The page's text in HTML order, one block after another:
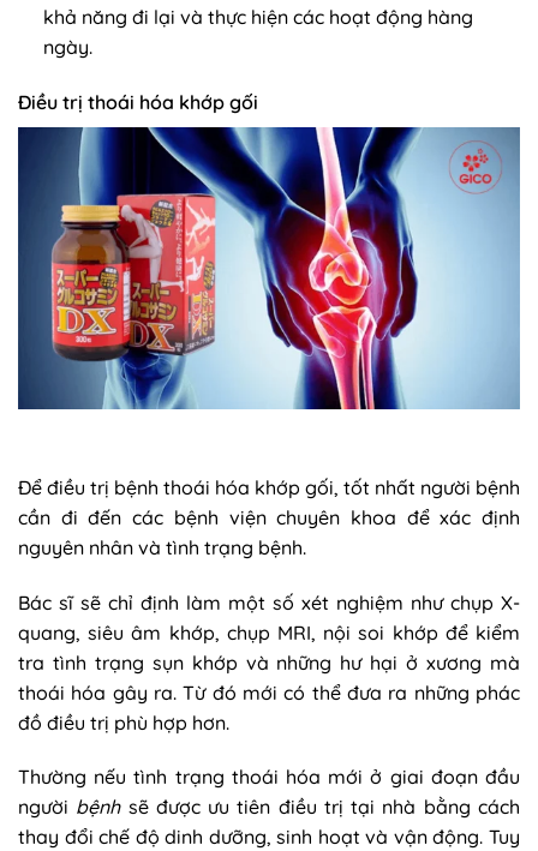
khả năng đi lại và thực hiện các hoạt động hàng
ngày.
Điều trị thoái hóa khớp gối
Để điều trị bệnh thoái hóa khớp gối, tốt nhất người bệnh
cần đi đến các bệnh viện chuyên khoa để xác định
nguyên nhân và tình trạng bệnh.
Bác sĩ sẽ chỉ định làm một số xét nghiệm như chụp X-
quang, siêu âm khớp, chụp MRI, nội soi khớp để kiểm
tra tình trạng sụn khớp và những hư hại ở xương mà
thoái hóa gây ra. Từ đó mới có thể đưa ra những phác
đồ điều trị phù hợp hơn.
Thường nếu tình trạng thoái hóa mới ở giai đoạn đầu
người bệnh sẽ được ưu tiên điều trị tại nhà bằng cách
thay đổi chế độ dinh dưỡng, sinh hoạt và vận động. Tuy